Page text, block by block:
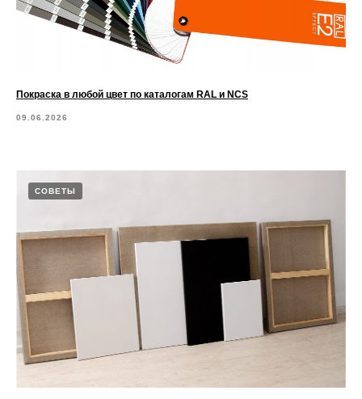
Покраска в любой цвет по каталогам RAL и NCS
09.06.2026
СОВЕТЫ